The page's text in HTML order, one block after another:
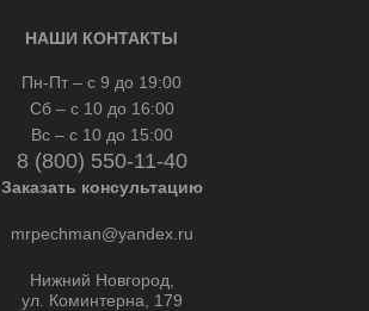
НАШИ КОНТАКТЫ
Пн-Пт – с 9 до 19:00
Сб – с 10 до 16:00
Вс – с 10 до 15:00
8 (800) 550-11-40
Заказать консультацию
mrpechman@yandex.ru
Нижний Новгород,
ул. Коминтерна, 179